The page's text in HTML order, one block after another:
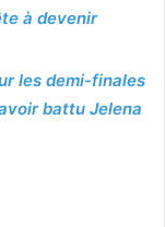
à devenir
les demi-finales
battu Jelena